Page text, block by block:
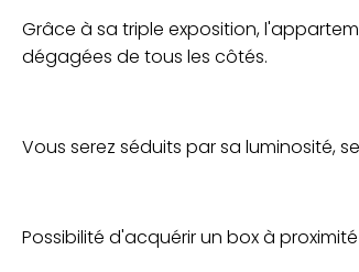
Grâce à sa triple exposition,
dégagées de tous les côtés.
Vous serez séduits par sa luminosité,
Possibilité d'acquérir un box à